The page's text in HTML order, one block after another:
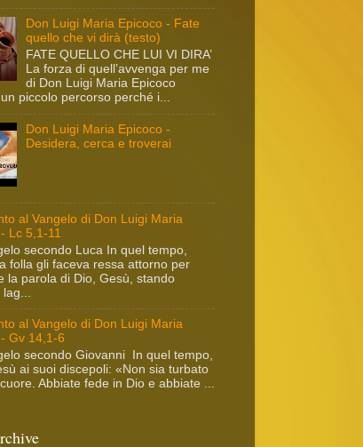
Don Luigi Maria Epicoco - Fate
quello che vi dirà (testo)
FATE QUELLO CHE LUI VI DIRA’
La forza di quell’avvenga per me
di Don Luigi Maria Epicoco
piccolo percorso perché i...
Don Luigi Maria Epicoco -
Desidera, cerca e troverai
al Vangelo di Don Luigi Maria
Lc 5,1-11
secondo Luca In quel tempo,
folla gli faceva ressa attorno per
la parola di Dio, Gesù, stando
al Vangelo di Don Luigi Maria
Gv 14,1-6
secondo Giovanni In quel tempo,
ai suoi discepoli: «Non sia turbato
Abbiate fede in Dio e abbiate ...